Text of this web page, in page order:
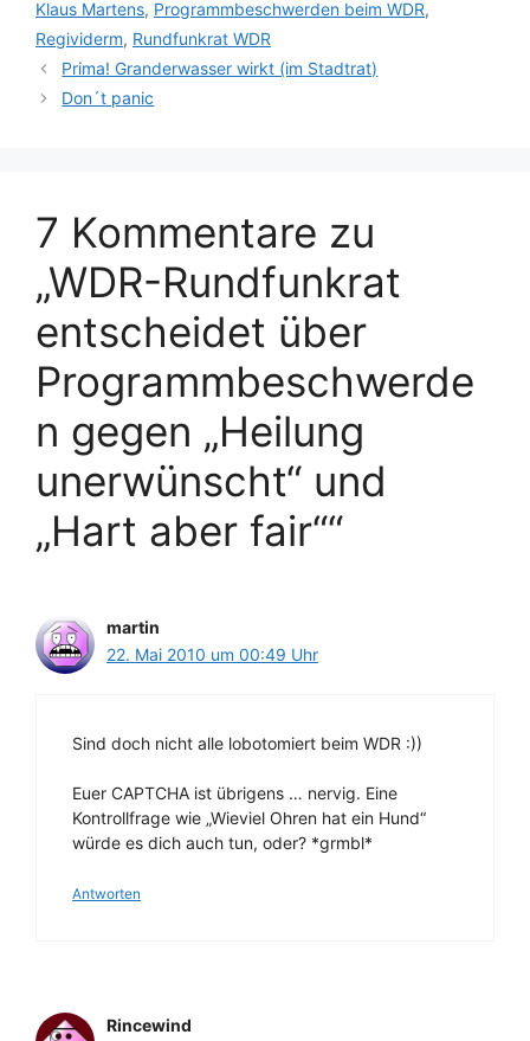
Klaus Martens, Programmbeschwerden beim WDR,
Regividerm, Rundfunkrat WDR
Prima! Granderwasser wirkt (im Stadtrat)
Don´t panic
7 Kommentare zu
„WDR-Rundfunkrat
entscheidet über
Programmbeschwerde
n gegen „Heilung
unerwünscht“ und
„Hart aber fair““
martin
22. Mai 2010 um 00:49 Uhr
Sind doch nicht alle lobotomiert beim WDR :))
Euer CAPTCHA ist übrigens … nervig. Eine
Kontrollfrage wie „Wieviel Ohren hat ein Hund“
würde es dich auch tun, oder? *grmbl*
Antworten
Rincewind